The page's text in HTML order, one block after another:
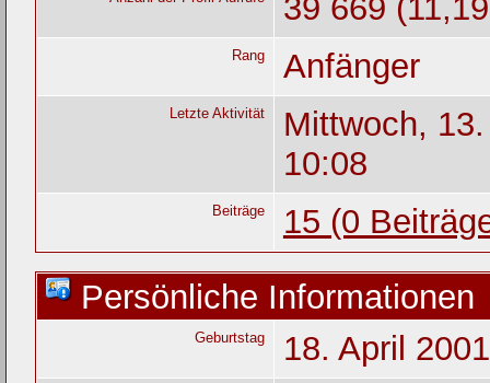
39 669
Rang Anfänger
Letzte Aktivität
Mittwoch,
10:08
Beiträge
15 (0
Persönliche Informationen
Geburtstag 18. April